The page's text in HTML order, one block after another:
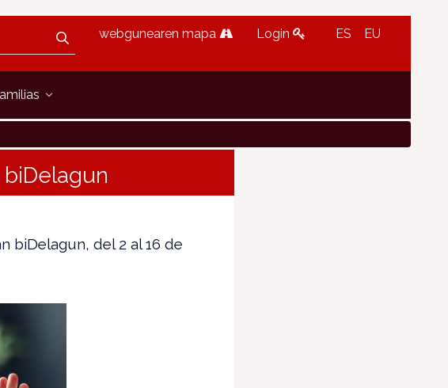
webgunearen mapa Login ES EU
biDelagun, del 2 al 16 de